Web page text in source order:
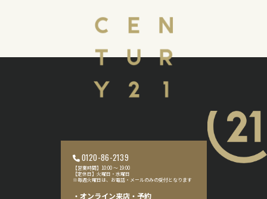
0120-86-2139
【営業時間】10:00 〜 19:00
【定休日】火曜日・水曜日
※毎週火曜日は、お電話・メールのみの受付となります
・オンライン来店・予約